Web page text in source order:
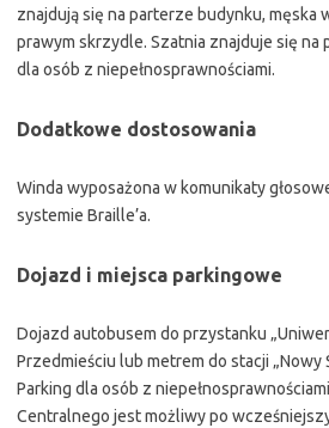
znajdują się na parterze budynku, męska
prawym skrzydle. Szatnia znajduje się na
dla osób z niepełnosprawnościami.
Dodatkowe dostosowania
Winda wyposażona w komunikaty
systemie Braille’a.
Dojazd i miejsca parkingowe
Dojazd autobusem do przystanku
Przedmieściu lub metrem do stacji „Nowy
Parking dla osób z
Centralnego jest możliwy po